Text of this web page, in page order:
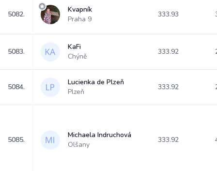
5082.
Kvapník
Praha 9
333.93
5083.
KaFi
Chýně
333.92
5084.
Lucienka de Plzeň
Plzeň
333.92
5085.
Michaela Indruchová
Olšany
333.92